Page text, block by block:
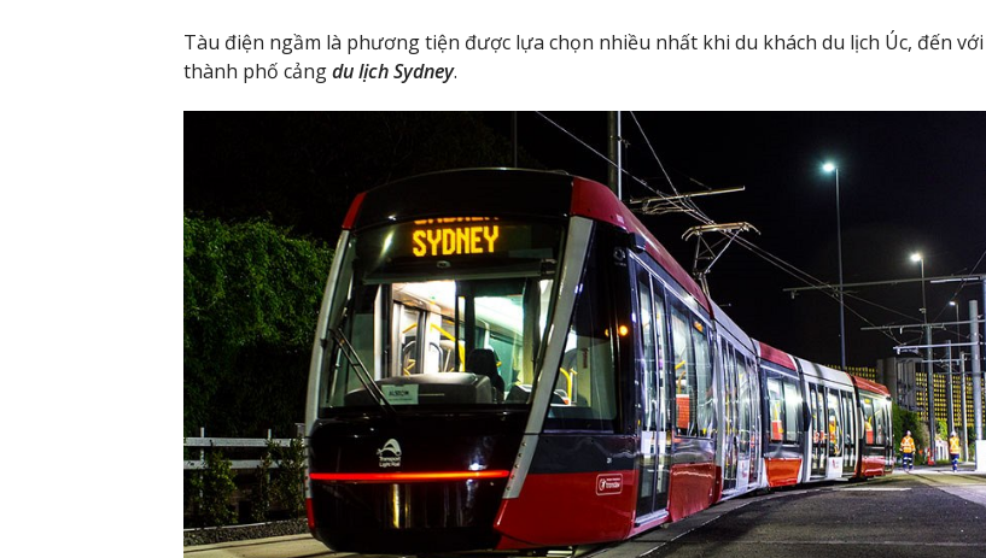
Tàu điện ngầm là phương tiện được lựa chọn nhiều nhất khi du khách du lịch Úc, đến với
thành phố cảngdu lịch Sydney.